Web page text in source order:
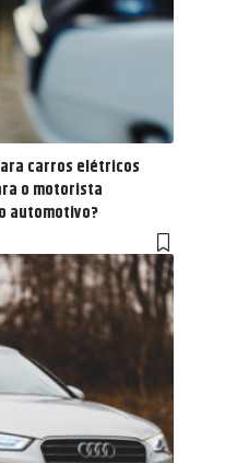
carros elétricos
o motorista
automotivo?